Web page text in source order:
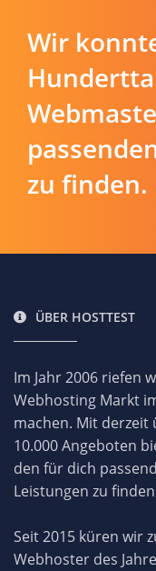
Wir
zu finden.
ÜBER HOSTTEST
Im Jahr 2006 riefen
Webhosting Markt
machen. Mit
10.000 Angeboten
den für dich
Leistungen zu
Seit 2015 küren wir
Webhoster des